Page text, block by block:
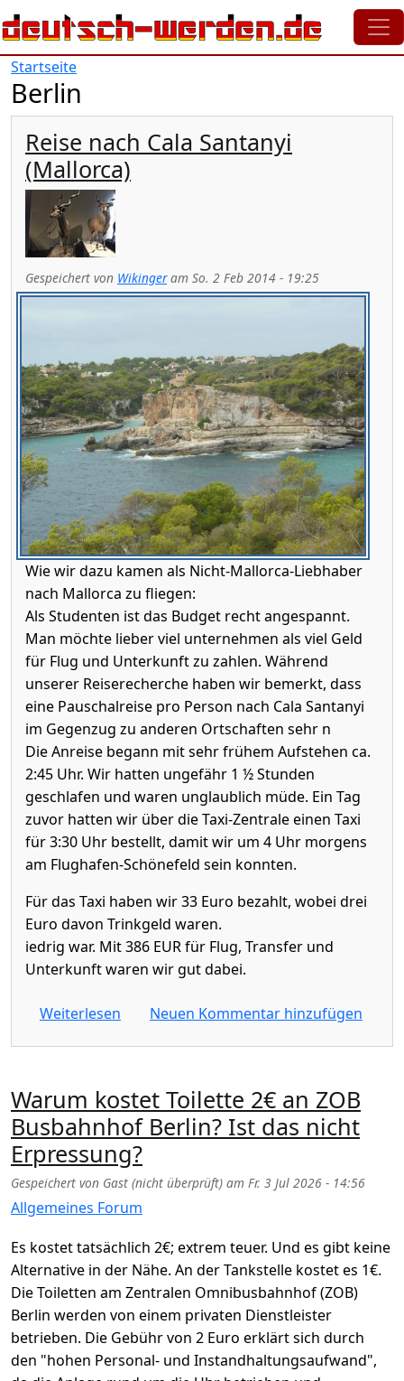
Direkt zum Inhalt
Startseite
Berlin
Reise nach Cala Santanyi
(Mallorca)
Gespeichert von Wikingeram So. 2 Feb 2014 - 19:25
Wie wir dazu kamen als Nicht-Mallorca-Liebhaber
nach Mallorca zu fliegen:
Als Studenten ist das Budget recht angespannt.
Man möchte lieber viel unternehmen als viel Geld
für Flug und Unterkunft zu zahlen. Während
unserer Reiserecherche haben wir bemerkt, dass
eine Pauschalreise pro Person nach Cala Santanyi
im Gegenzug zu anderen Ortschaften sehr n
Die Anreise begann mit sehr frühem Aufstehen ca.
2:45 Uhr. Wir hatten ungefähr 1 ½ Stunden
geschlafen und waren unglaublich müde. Ein Tag
zuvor hatten wir über die Taxi-Zentrale einen Taxi
für 3:30 Uhr bestellt, damit wir um 4 Uhr morgens
am Flughafen-Schönefeld sein konnten.
Für das Taxi haben wir 33 Euro bezahlt, wobei drei
Euro davon Trinkgeld waren.
iedrig war. Mit 386 EUR für Flug, Transfer und
Unterkunft waren wir gut dabei.
Weiterlesen über Reise nach Cala Santanyi (Mallorca)
Neuen Kommentar hinzufügen
Warum kostet Toilette 2€ an ZOB
Busbahnhof Berlin? Ist das nicht
Erpressung?
Gespeichert von Gast (nicht überprüft) am Fr. 3 Jul 2026 - 14:56
Allgemeines Forum
Es kostet tatsächlich 2€; extrem teuer. Und es gibt keine
Alternative in der Nähe. An der Tankstelle kostet es 1€.
Die Toiletten am Zentralen Omnibusbahnhof (ZOB)
Berlin werden von einem privaten Dienstleister
betrieben. Die Gebühr von 2 Euro erklärt sich durch
den "hohen Personal- und Instandhaltungsaufwand",